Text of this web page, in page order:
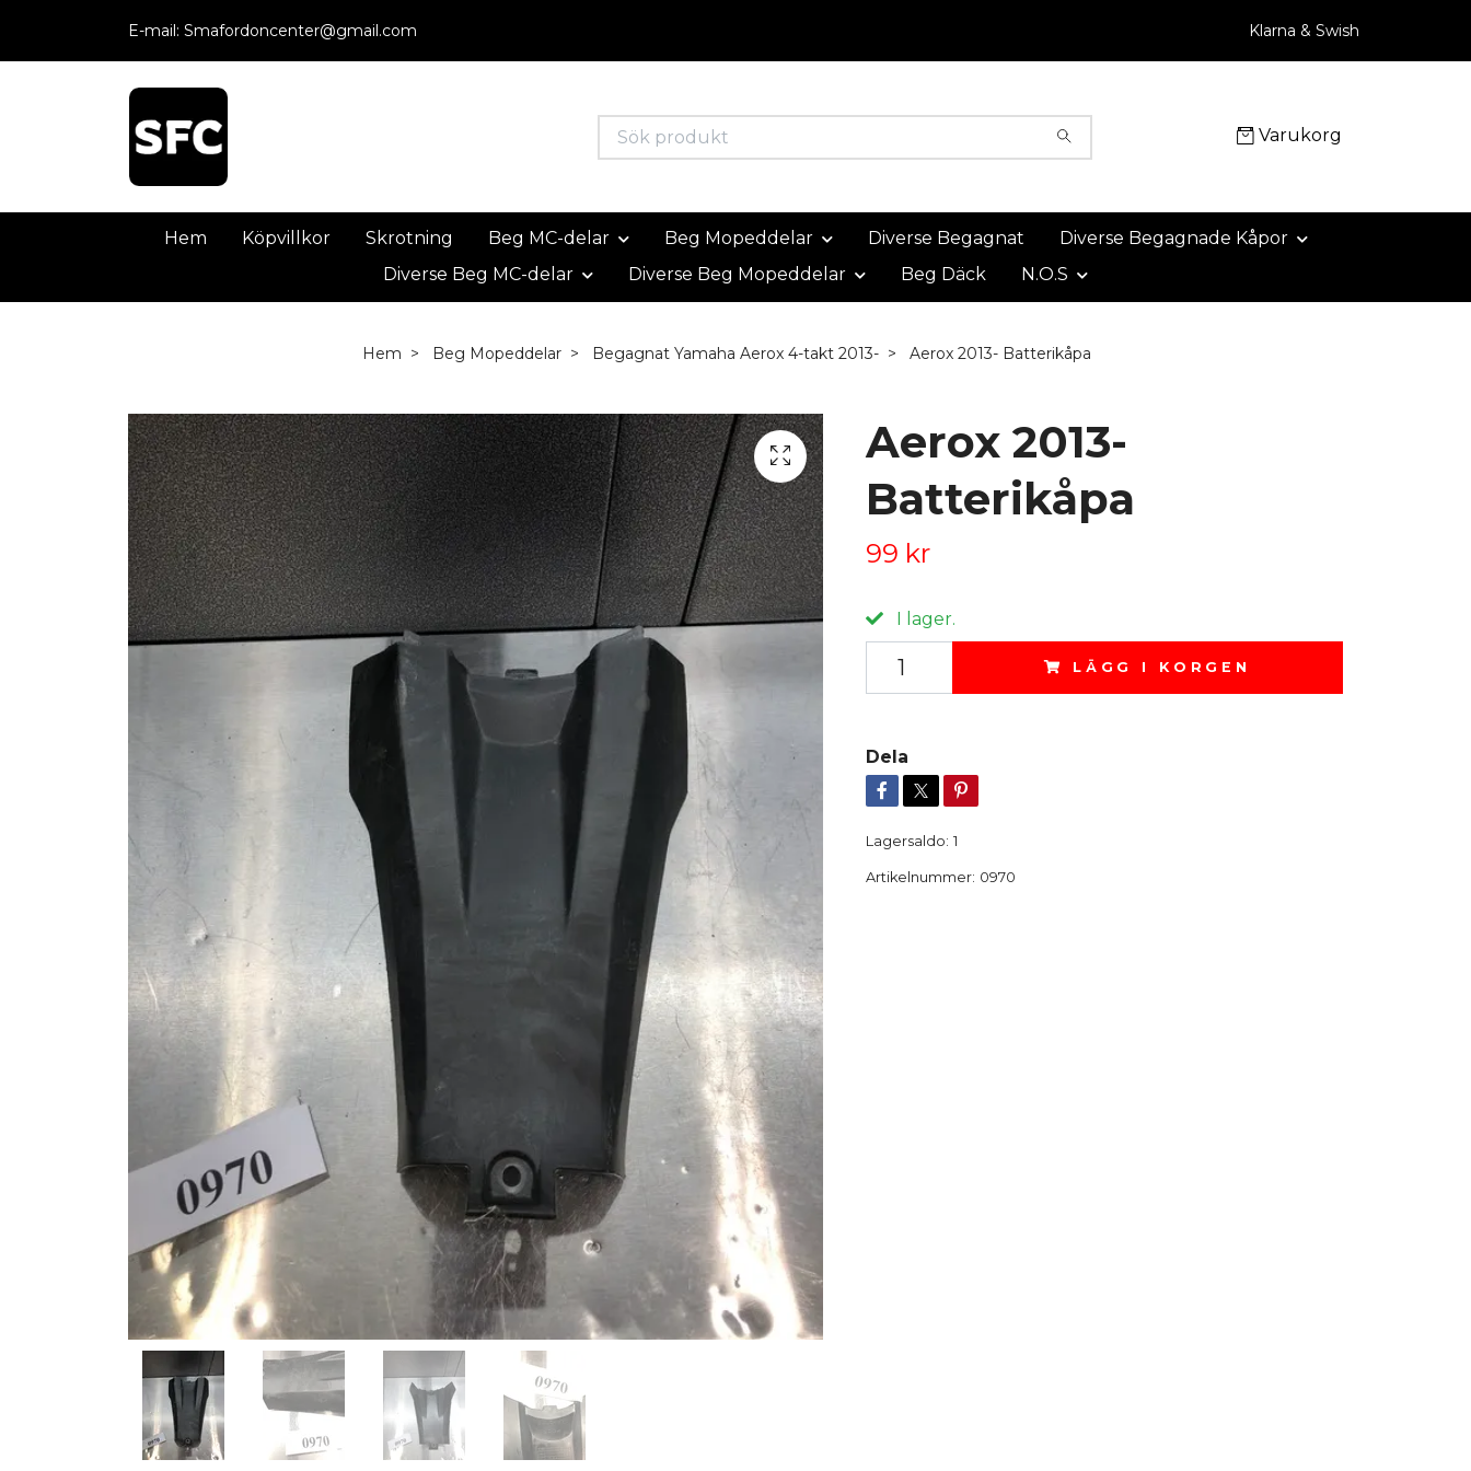
E-mail: Smafordoncenter@gmail.com Klarna & Swish
Varukorg
Hem Köpvillkor Skrotning Beg MC-delar Beg Mopeddelar Diverse Begagnat
Diverse Begagnade Kåpor
Diverse Beg MC-delar
Diverse Beg Mopeddelar Beg Däck N.O.S
Hem Beg Mopeddelar Begagnat Yamaha Aerox 4-takt 2013- Aerox 2013- Batterikåpa
Aerox 2013-
Batterikåpa
99 kr
I lager.
LÄGG I KORGEN
Dela
Lagersaldo: 1
Artikelnummer: 0970